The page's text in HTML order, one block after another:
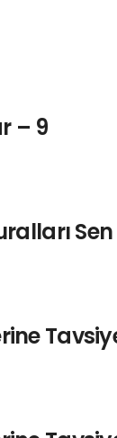
– 9
Sen